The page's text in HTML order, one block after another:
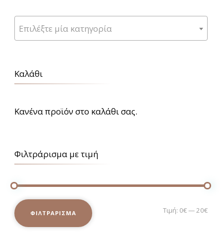
Επιλέξτε μία κατηγορία
Καλάθι
Κανένα προϊόν στο καλάθι σας.
Φιλτράρισμα με τιμή
ΦΙΛΤΡΆΡΙΣΜΑ Τιμή: 0€—20€